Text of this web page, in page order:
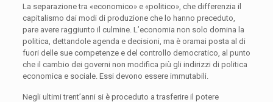
La separazione tra «economico» e «politico», che differenzia il
capitalismo dai modi di produzione che lo hanno preceduto,
pare avere raggiunto il culmine. L’economia non solo domina la
politica, dettandole agenda e decisioni, ma è oramai posta al di
fuori delle sue competenze e del controllo democratico, al punto
che il cambio dei governi non modifica più gli indirizzi di politica
economica e sociale. Essi devono essere immutabili.
Negli ultimi trent’anni si è proceduto a trasferire il potere